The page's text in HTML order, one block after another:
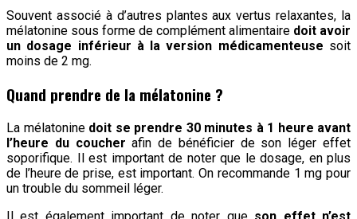
Souvent associé à d’autres plantes aux vertus relaxantes, la
mélatonine sous forme de complément alimentaire doit avoir
un dosage inférieur à la version médicamenteuse soit
moins de 2 mg.
Quand prendre de la mélatonine ?
La mélatonine doit se prendre 30 minutes à 1 heure avant
l’heure du coucher afin de bénéficier de son léger effet
soporifique. Il est important de noter que le dosage, en plus
de l’heure de prise, est important. On recommande 1 mg pour
un trouble du sommeil léger.
Il est également important de noter que son effet n’est